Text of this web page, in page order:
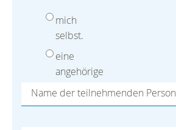
mich
selbst.
eine
angehörige
Person.
Name der teilnehmenden Person